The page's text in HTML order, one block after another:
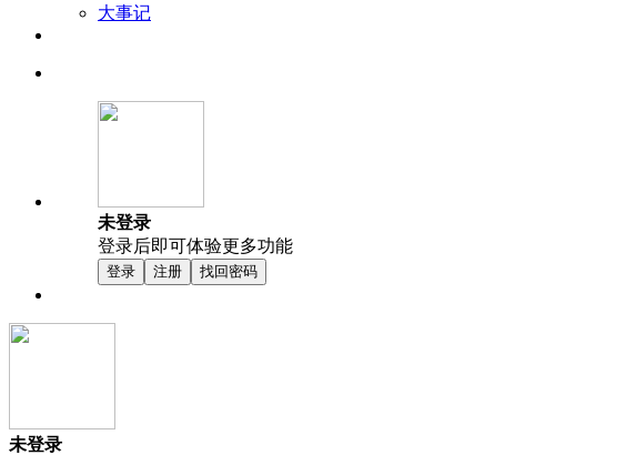
大事记
未登录
登录后即可体验更多功能
登录 注册 找回密码
未登录